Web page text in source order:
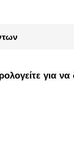
για